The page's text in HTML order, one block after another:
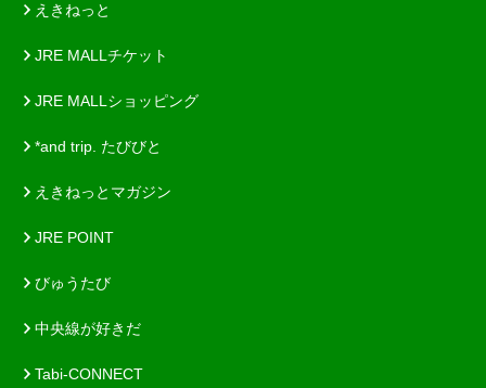
えきねっと
JRE MALLチケット
JRE MALLショッピング
*and trip. たびびと
えきねっとマガジン
JRE POINT
びゅうたび
中央線が好きだ
Tabi-CONNECT